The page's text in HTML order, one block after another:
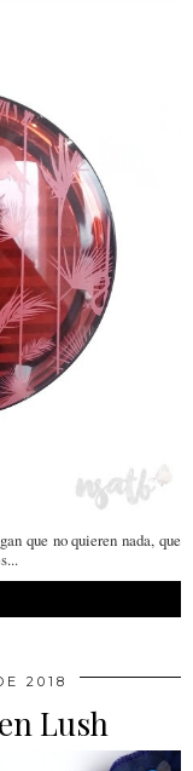
que no quieren nada, que
2018
Lush